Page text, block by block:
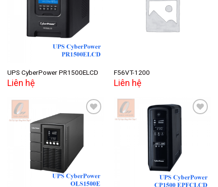
wishlist
UPS CyberPower PR1500ELCD
Liên hệ
F56VT-1200
Liên hệ
wishlist